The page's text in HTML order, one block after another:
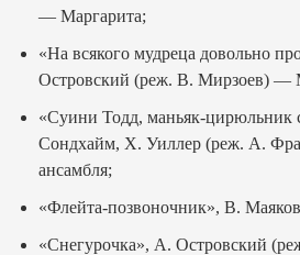
— Маргарита;
«На всякого мудреца довольно
Островский (реж. В. Мирзоев) —
«Суини Тодд, маньяк-цирюльник
Сондхайм, Х. Уиллер (реж. А.
ансамбля;
«Флейта-позвоночник», В.
«Снегурочка», А. Островский